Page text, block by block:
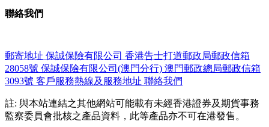
聯絡我們
郵寄地址 保誠保險有限公司 香港告士打道郵政局郵政信箱
28058號 保誠保險有限公司(澳門分行) 澳門郵政總局郵政信箱
3093號 客戶服務熱線及服務地址 聯絡我們
註: 與本站連結之其他網站可能載有未經香港證券及期貨事務
監察委員會批核之產品資料，此等產品亦不可在港發售。